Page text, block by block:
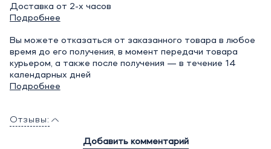
Доставка от 2-х часов
Подробнее
Вы можете отказаться от заказанного товара в любое
время до его получения, в момент передачи товара
курьером, а также после получения — в течение 14
календарных дней
Подробнее
Отзывы:
Добавить комментарий